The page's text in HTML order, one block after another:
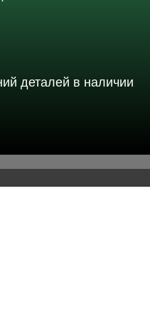
деталей в наличии